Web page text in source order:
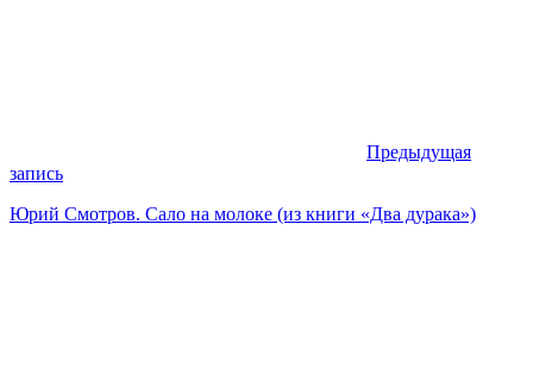
Предыдущая
запись
Юрий Смотров. Сало на молоке (из книги «Два дурака»)